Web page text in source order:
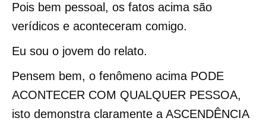
Pois bem pessoal, os fatos acima são
verídicos e aconteceram comigo.
Eu sou o jovem do relato.
Pensem bem, o fenômeno acima PODE
ACONTECER COM QUALQUER PESSOA,
isto demonstra claramente a ASCENDÊNCIA